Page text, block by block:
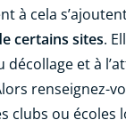
à cela
certains sites.
décollage et à
renseignez-
clubs ou écoles